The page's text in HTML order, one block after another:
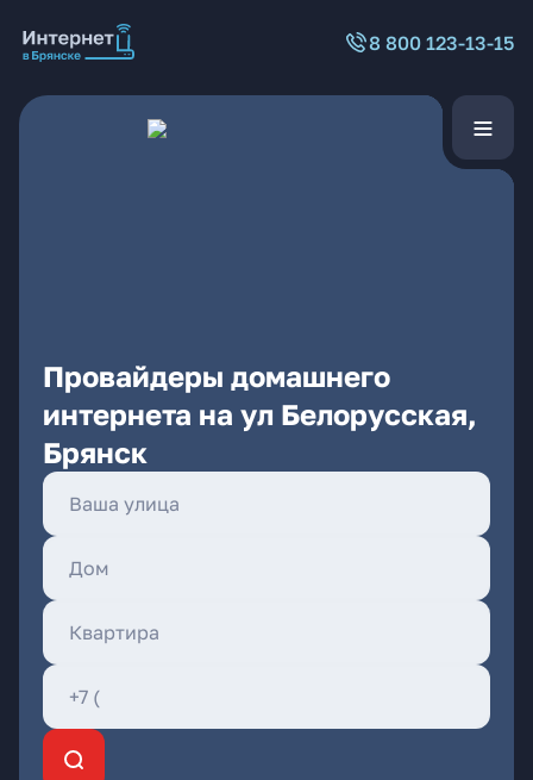
8 800 123-13-15
Провайдеры домашнего
интернета на ул Белорусская,
Брянск